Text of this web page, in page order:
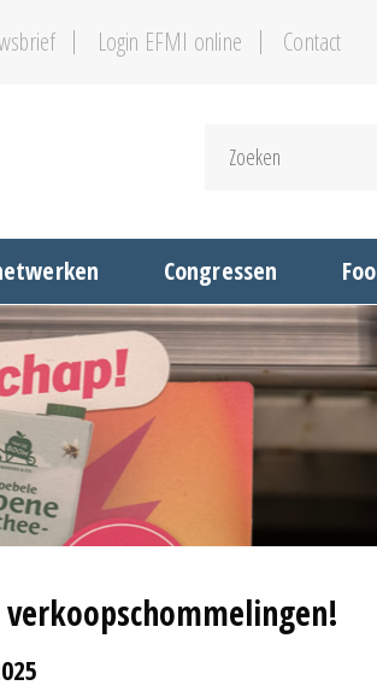
Login EFMI online Contact
Congressen